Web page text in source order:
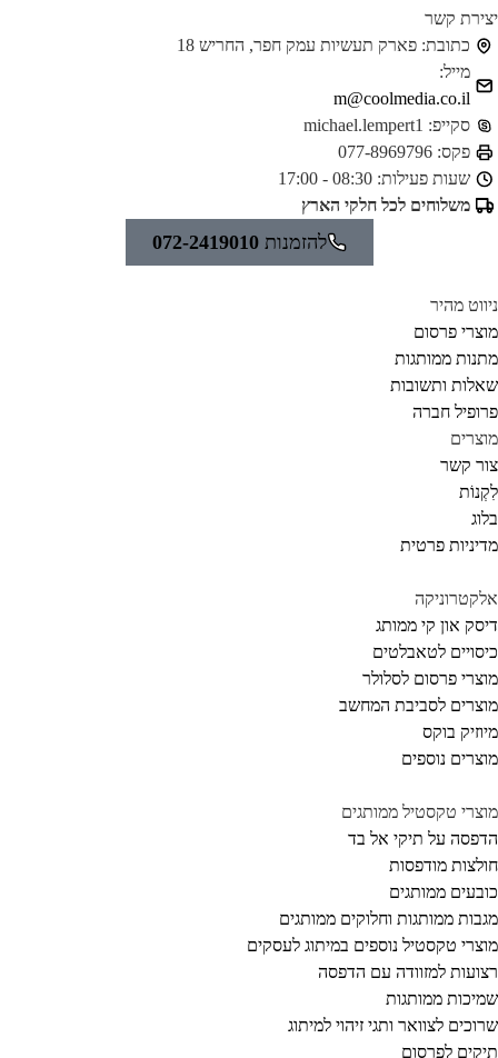
קשר
כתובת:פארק תעשיות עמק חפר, החריש 18
מייל:
m@coolmedia.co.il
סקייפ:michael.lempert1
פקס:077-8969796
שעות פעילות:08:30 - 17:00
משלוחים לכל חלקי הארץ
להזמנות072-2419010
מהיר
פרסום
ממותגות
ותשובות
חברה
קשר
פרטית
און קי ממותג
לטאבלטים
פרסום לסלולר
לסביבת המחשב
בוקס
נוספים
טקסטיל ממותגים
על תיקי אל בד
מודפסות
ממותגים
ממותגות וחלוקים ממותגים
טקסטיל נוספים במיתוג לעסקים
למזוודה עם הדפסה
ממותגות
לצוואר ותגי זיהוי למיתוג
לפרסום